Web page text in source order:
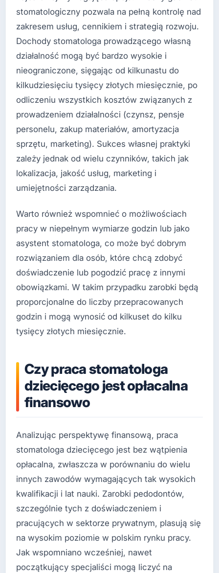
stomatologiczny pozwala na pełną kontrolę nad
zakresem usług, cennikiem i strategią rozwoju.
Dochody stomatologa prowadzącego własną
działalność mogą być bardzo wysokie i
nieograniczone, sięgając od kilkunastu do
kilkudziesięciu tysięcy złotych miesięcznie, po
odliczeniu wszystkich kosztów związanych z
prowadzeniem działalności (czynsz, pensje
personelu, zakup materiałów, amortyzacja
sprzętu, marketing). Sukces własnej praktyki
zależy jednak od wielu czynników, takich jak
lokalizacja, jakość usług, marketing i
umiejętności zarządzania.
Warto również wspomnieć o możliwościach
pracy w niepełnym wymiarze godzin lub jako
asystent stomatologa, co może być dobrym
rozwiązaniem dla osób, które chcą zdobyć
doświadczenie lub pogodzić pracę z innymi
obowiązkami. W takim przypadku zarobki będą
proporcjonalne do liczby przepracowanych
godzin i mogą wynosić od kilkuset do kilku
tysięcy złotych miesięcznie.
Czy praca stomatologa
dziecięcego jest opłacalna
finansowo
Analizując perspektywę finansową, praca
stomatologa dziecięcego jest bez wątpienia
opłacalna, zwłaszcza w porównaniu do wielu
innych zawodów wymagających tak wysokich
kwalifikacji i lat nauki. Zarobki pedodontów,
szczególnie tych z doświadczeniem i
pracujących w sektorze prywatnym, plasują się
na wysokim poziomie w polskim rynku pracy.
Jak wspomniano wcześniej, nawet
początkujący specjaliści mogą liczyć na